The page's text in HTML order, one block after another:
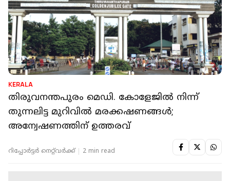
KERALA
തിരുവനന്തപുരം മെഡി. കോളേജില്‍ നിന്ന്
തുന്നലിട്ട മുറിവില്‍ മരക്കഷണങ്ങള്‍;
അന്വേഷണത്തിന് ഉത്തരവ്
റിപ്പോർട്ടർ നെറ്റ്‌വര്‍ക്ക്‌ 2 min read